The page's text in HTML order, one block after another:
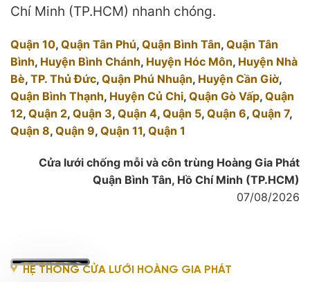
Chí Minh (TP.HCM) nhanh chóng.
Quận 10, Quận Tân Phú, Quận Bình Tân, Quận Tân
Bình, Huyện Bình Chánh, Huyện Hóc Môn, Huyện Nhà
Bè, TP. Thủ Đức, Quận Phú Nhuận, Huyện Cần Giờ,
Quận Bình Thạnh, Huyện Củ Chi, Quận Gò Vấp, Quận
12, Quận 2, Quận 3, Quận 4, Quận 5, Quận 6, Quận 7,
Quận 8, Quận 9, Quận 11, Quận 1
Cửa lưới chống mỗi và côn trùng Hoàng Gia Phát
Quận Bình Tân, Hồ Chí Minh (TP.HCM)
07/08/2026
HỆ THỐNG CỬA LƯỚI HOÀNG GIA PHÁT